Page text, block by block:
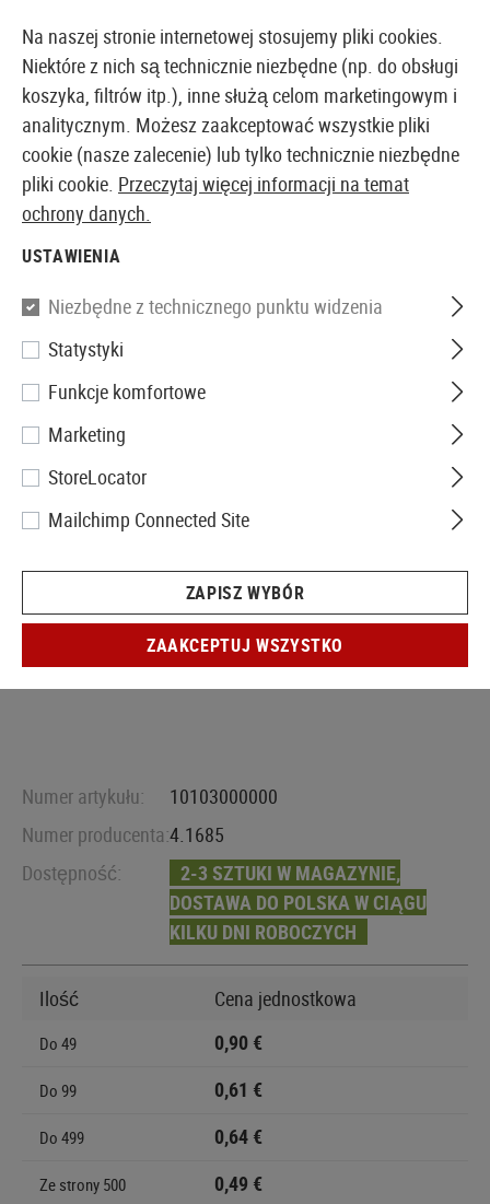
EUROPEJSKI AIRSOFT SKLEP I HURTOWNIA
Strona główna
Co2 Capsule 12g
Numer artykułu:
10103000000
Numer producenta:4.1685
Dostępność:
2-3 SZTUKI W MAGAZYNIE,
DOSTAWA DO POLSKA W CIĄGU
KILKU DNI ROBOCZYCH
Ilość Cena jednostkowa
Do 49 0,90 €
Do 99 0,61 €
Do 499 0,64 €
Ze strony 500 0,49 €
Na naszej stronie internetowej stosujemy pliki cookies.
Niektóre z nich są technicznie niezbędne (np. do obsługi
koszyka, filtrów itp.), inne służą celom marketingowym i
analitycznym. Możesz zaakceptować wszystkie pliki
cookie (nasze zalecenie) lub tylko technicznie niezbędne
pliki cookie. Przeczytaj więcej informacji na temat
ochrony danych.
USTAWIENIA
Niezbędne z technicznego punktu widzenia
Statystyki
Funkcje komfortowe
Marketing
StoreLocator
Mailchimp Connected Site
ZAPISZ WYBÓR
ZAAKCEPTUJ WSZYSTKO